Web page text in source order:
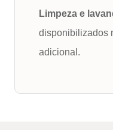
Limpeza e
disponibilizados
adicional.